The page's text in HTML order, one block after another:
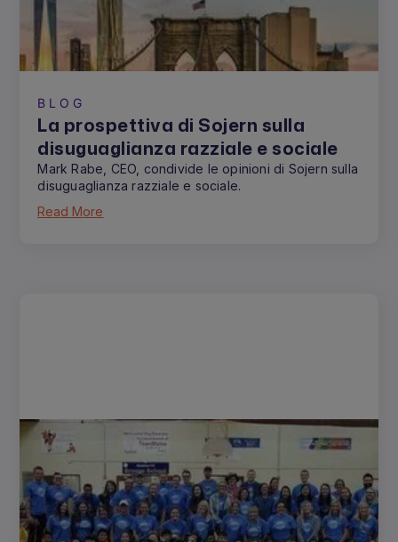
BLOG
La prospettiva di Sojern sulla
disuguaglianza razziale e sociale
Mark Rabe, CEO, condivide le opinioni di Sojern sulla
disuguaglianza razziale e sociale.
Read More